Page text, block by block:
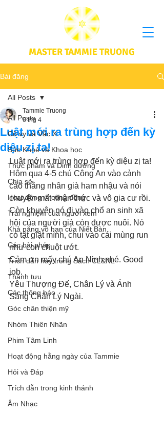
MASTER TAMMIE TRUONG
Bài đăng
All Posts
Cô vy và Vắc X
Sức Khoẻ và Khoa học
Thực phầm và Dinh dưỡng
Chia sẻ
Hoạt động vì cộng đồng
Trải nghiệm của người xem
Khả năng vô hạn của Niết Bàn
Các bài pháp
Trích dẫn hay trong Sách CL&NL
Thành tựu
Các thông báo
Góc chân thiện mỹ
Nhóm Thiên Nhãn
Phim Tâm Linh
Hoạt động hằng ngày của Tammie
Hỏi và Đáp
Trích dẫn trong kinh thánh
Âm Nhạc
All Posts
Luật mới ra trùng hợp đến kỳ
diệu zị ta!
Tammie Truong
6 thg 4
Luật mới ra trùng hợp đến kỳ diệu zị ta!
Hôm qua 4-5 chú Công An vào cảnh
cáo thằng nhân già ham nhậu và nói
chuyện mất nhận thức và vô gia cư rồi.
Còn khuyên nó đi vào chổ an sinh xã
hội của người già còn được nuôi. Nó
có tật giật mình, chui vào cái mùng run
như con chuột ướt.
Cảm ơn mấy chú An Ninh nhé. Good
job.
Yêu Thượng Đế, Chân Lý và Ánh
Sáng Chân Lý Ngài.